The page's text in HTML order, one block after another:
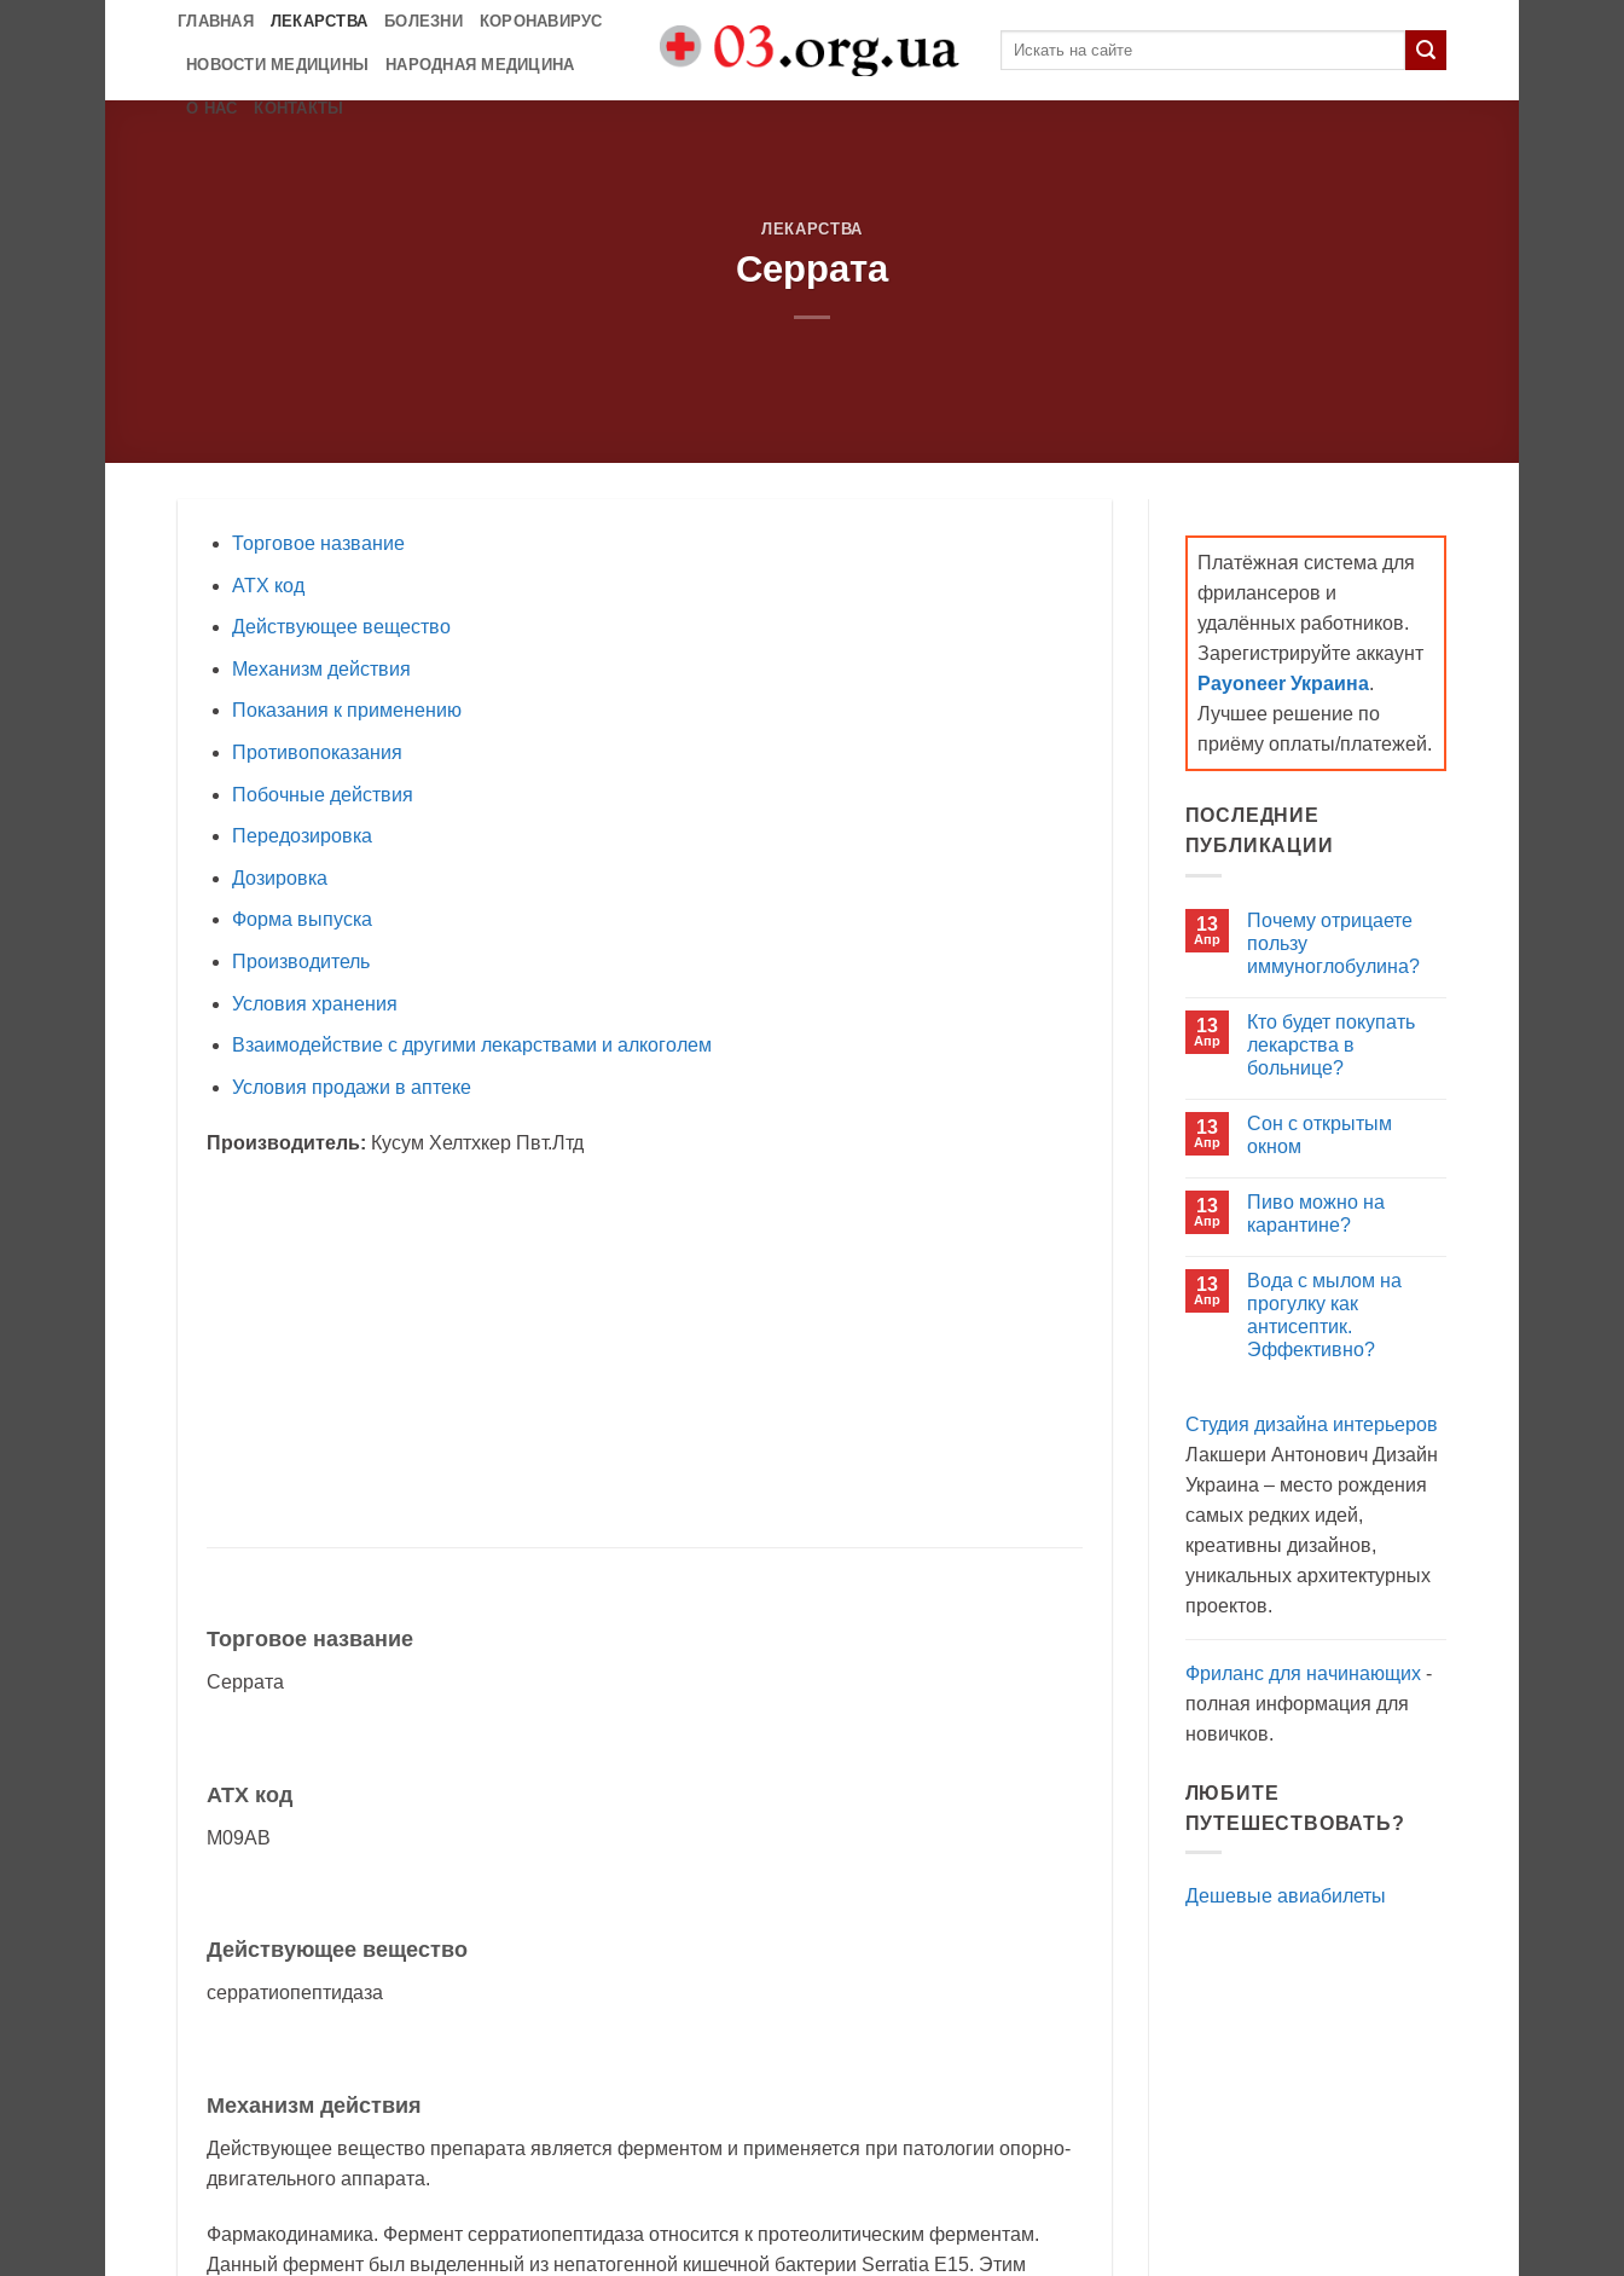
ГЛАВНАЯ ЛЕКАРСТВА БОЛЕЗНИ КОРОНАВИРУС
НОВОСТИ МЕДИЦИНЫ НАРОДНАЯ МЕДИЦИНА
О НАС КОНТАКТЫ
ЛЕКАРСТВА
Серрата
Торговое название
АТХ код
Действующее вещество
Механизм действия
Показания к применению
Противопоказания
Побочные действия
Передозировка
Дозировка
Форма выпуска
Производитель
Условия хранения
Взаимодействие с другими лекарствами и алкоголем
Условия продажи в аптеке
Производитель: Кусум Хелтхкер Пвт.Лтд
Торговое название
Серрата
АТХ код
M09AB
Действующее вещество
серратиопептидаза
Механизм действия
Действующее вещество препарата является ферментом и применяется при патологии опорно-
двигательного аппарата.
Фармакодинамика. Фермент серратиопептидаза относится к протеолитическим ферментам.
Данный фермент был выделенный из непатогенной кишечной бактерии Serratia E15. Этим
Платёжная система для
фрилансеров и
удалённых работников.
Зарегистрируйте аккаунт
Payoneer Украина.
Лучшее решение по
приёму оплаты/платежей.
ПОСЛЕДНИЕ
ПУБЛИКАЦИИ
13
Апр
Почему отрицаете
пользу
иммуноглобулина?
записи
Почему
отрицаете
пользу
13
Апр
Кто будет покупать
лекарства в
больнице?
записи
Кто
будет
больнице?
13
Апр
Сон с открытым
окном
записи
Сон
с
13
Апр
Пиво можно на
карантине?
записи
Пиво
можно
на
карантине?
13
Апр
Вода с мылом на
прогулку как
антисептик.
Эффективно?
Вода
мылом
на
прогулку
антисептик.
Студия дизайна интерьеров
Лакшери Антонович Дизайн
Украина – место рождения
самых редких идей,
креативны дизайнов,
уникальных архитектурных
проектов.
Фриланс для начинающих-
полная информация для
новичков.
ЛЮБИТЕ
ПУТЕШЕСТВОВАТЬ?
Дешевые авиабилеты